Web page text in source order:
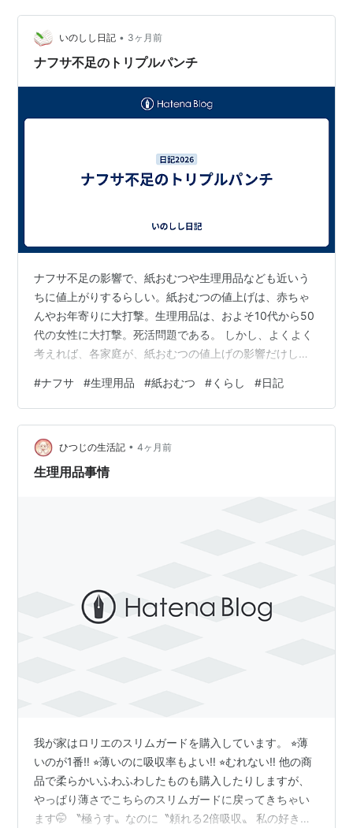
ばれる理由 「エリス × エスターバニー」コラボのここが
可愛い💖 ストーリー性のあるパッケージ “リボ…
いのしし日記 • 3ヶ月前
ナフサ不足のトリプルパンチ
ナフサ不足の影響で、紙おむつや生理用品なども近いう
ちに値上がりするらしい。紙おむつの値上げは、赤ちゃ
んやお年寄りに大打撃。生理用品は、およそ10代から50
代の女性に大打撃。死活問題である。 しかし、よくよく
考えれば、各家庭が、紙おむつの値上げの影響だけしか
いうわけではない。赤ちゃんを育てる家庭のほとんど
は、赤ちゃん用の紙おむつと育てているお母さんの生理
用品が必要だし、お年寄りがいる家庭でも、大人用の紙
おむつと介護者の生理用品が必要な家庭だってあるから
ダブルパンチだ。 いや待てよ、赤ちゃんとお年寄りと閉
#ナフサ #生理用品 #紙おむつ #くらし #日記
ひつじの生活記 • 4ヶ月前
生理用品事情
我が家はロリエのスリムガードを購入しています。 ⭐︎薄
いのが1番‼︎ ⭐︎薄いのに吸収率もよい‼︎ ⭐︎むれない‼︎ 他の商
品で柔らかいふわふわしたものも購入したりしますが、
やっぱり薄さでこちらのスリムガードに戻ってきちゃい
ます🤭 〝極うす〟なのに〝頼れる2倍吸収〟 私の好きな